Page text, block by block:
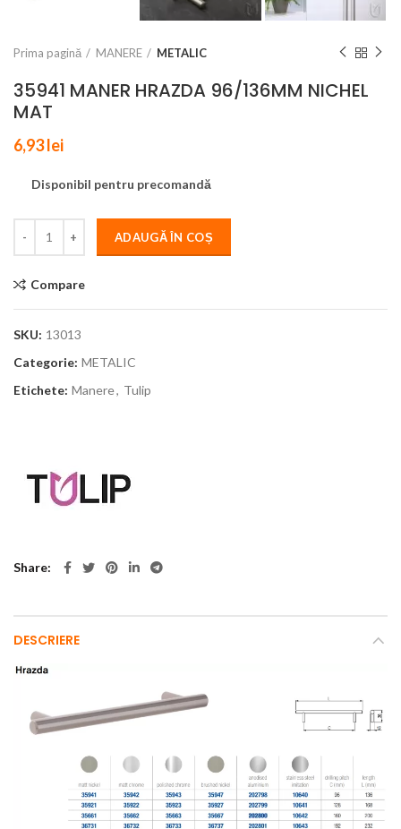
Prima pagină MANERE METALIC
35941 MANER HRAZDA 96/136MM NICHEL
MAT
6,93lei
Disponibil pentru precomandă
ADAUGĂ ÎN COȘ
Compare
SKU: 13013
Categorie: METALIC
Etichete: Manere, Tulip
Share
DESCRIERE